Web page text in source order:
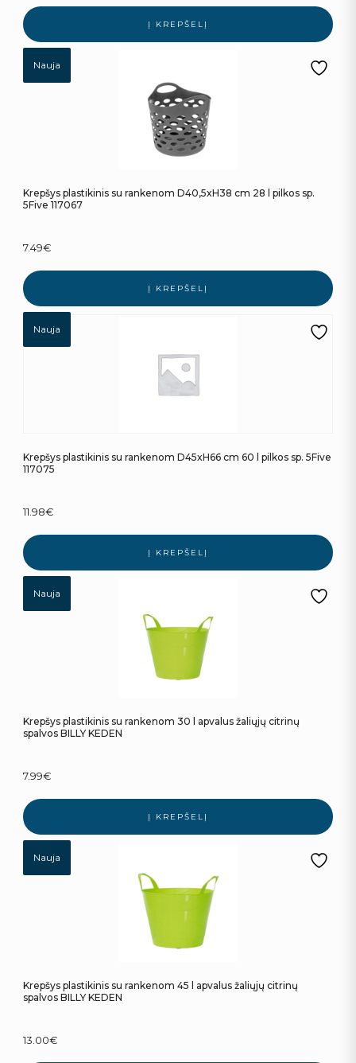
Į KREPŠELĮ
Nauja
Krepšys plastikinis su rankenom D40,5xH38 cm 28 l pilkos sp.
5Five 117067
7.49€
Į KREPŠELĮ
Nauja
Krepšys plastikinis su rankenom D45xH66 cm 60 l pilkos sp. 5Five
117075
11.98€
Į KREPŠELĮ
Nauja
Krepšys plastikinis su rankenom 30 l apvalus žaliųjų citrinų
spalvos BILLY KEDEN
7.99€
Į KREPŠELĮ
Nauja
Krepšys plastikinis su rankenom 45 l apvalus žaliųjų citrinų
spalvos BILLY KEDEN
13.00€